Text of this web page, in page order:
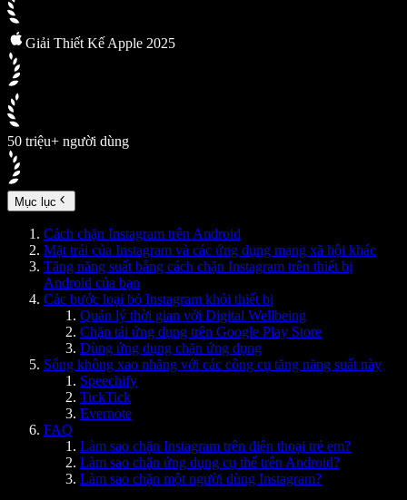
Giải Thiết Kế Apple 2025
50 triệu+ người dùng
Mục lục
Cách chặn Instagram trên Android
Mặt trái của Instagram và các ứng dụng mạng xã hội khác
Tăng năng suất bằng cách chặn Instagram trên thiết bị
Android của bạn
Các bước loại bỏ Instagram khỏi thiết bị
Quản lý thời gian với Digital Wellbeing
Chặn tải ứng dụng trên Google Play Store
Dùng ứng dụng chặn ứng dụng
Sống không xao nhãng với các công cụ tăng năng suất này
Speechify
TickTick
Evernote
FAQ
Làm sao chặn Instagram trên điện thoại trẻ em?
Làm sao chặn ứng dụng cụ thể trên Android?
Làm sao chặn một người dùng Instagram?